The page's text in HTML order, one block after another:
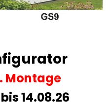
Montage
bis 14.08.26